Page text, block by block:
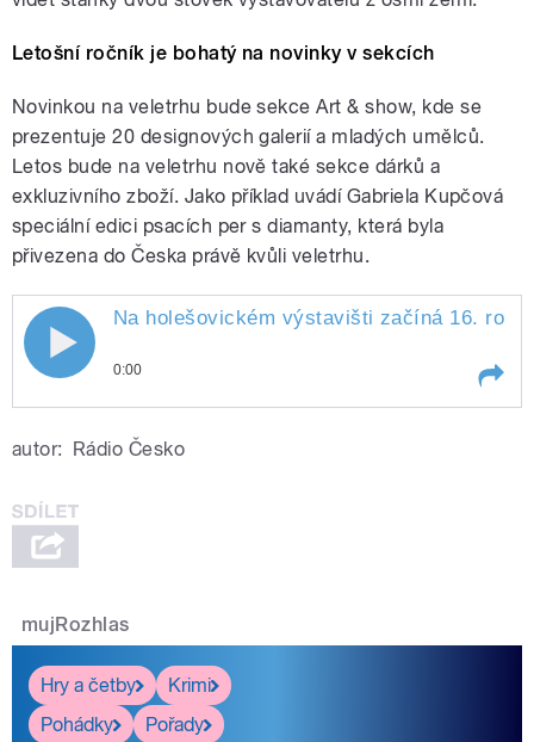
Letošní ročník je bohatý na novinky v sekcích
Novinkou na veletrhu bude sekce Art & show, kde se
prezentuje 20 designových galerií a mladých umělců.
Letos bude na veletrhu nově také sekce dárků a
exkluzivního zboží. Jako příklad uvádí Gabriela Kupčová
speciální edici psacích per s diamanty, která byla
přivezena do Česka právě kvůli veletrhu.
pause
Na holešovickém výstavišti začíná 16.
0:00
začíná 16. ročník mezinárodního
autor: Rádio Česko
mujRozhlas
Hry a četby
Krimi
Pohádky
Pořady